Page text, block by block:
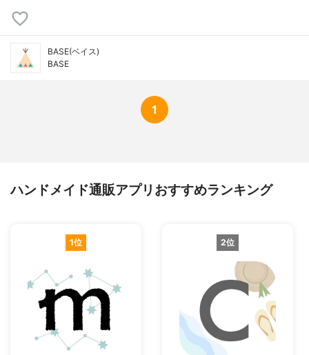
BASE(ベイス)
BASE
1
ハンドメイド通販アプリおすすめランキング
1位 2位